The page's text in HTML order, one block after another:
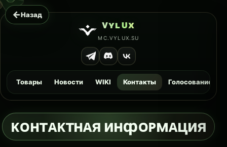
ᴠʏʟᴜx
MC.VYLUX.SU
Товары Новости WIKI Контакты Голосование
←Назад
ᴋᴏʜтᴀᴋтʜᴀя иʜȹᴏᴘмᴀция